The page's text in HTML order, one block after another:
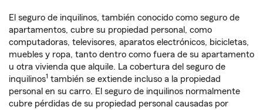
El seguro de inquilinos, también conocido como seguro de
apartamentos, cubre su propiedad personal, como
computadoras, televisores, aparatos electrónicos, bicicletas,
muebles y ropa, tanto dentro como fuera de su apartamento
u otra vivienda que alquile. La cobertura del seguro de
inquilinos1 también se extiende incluso a la propiedad
personal en su carro. El seguro de inquilinos normalmente
cubre pérdidas de su propiedad personal causadas por